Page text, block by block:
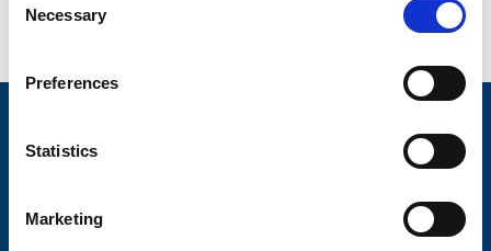
Necessary
Preferences
Statistics
Marketing